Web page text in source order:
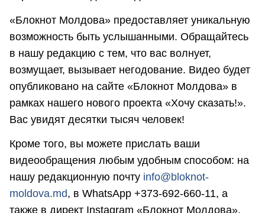
«Блокнот Молдова» предоставляет уникальную
возможность быть услышанными. Обращайтесь
в нашу редакцию с тем, что вас волнует,
возмущает, вызывает негодование. Видео будет
опубликовано на сайте «Блокнот Молдова» в
рамках нашего нового проекта «Хочу сказать!».
Вас увидят десятки тысяч человек!
Кроме того, вы можете прислать ваши
видеообращения любым удобным способом: на
нашу редакционную почту info@bloknot-
moldova.md, в WhatsApp +373-692-660-11, а
также в директ Instagram «Блокнот Молдова».